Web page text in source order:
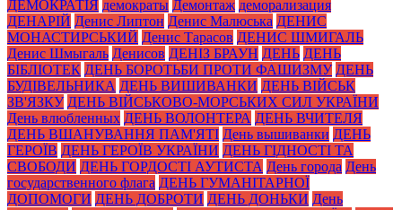
ДЕМОКРАТІЯ демократы Демонтаж деморализация
ДЕНАРІЙ Денис Липтон Денис Малюська ДЕНИС
МОНАСТИРСЬКИЙ Денис Тарасов ДЕНИС ШМИГАЛЬ
Денис Шмыгаль Денисов ДЕНІЗ БРАУН ДЕНЬ ДЕНЬ
БІБЛІОТЕК ДЕНЬ БОРОТЬБИ ПРОТИ ФАШИЗМУ ДЕНЬ
БУДІВЕЛЬНИКА ДЕНЬ ВИШИВАНКИ ДЕНЬ ВІЙСЬК
ЗВ'ЯЗКУ ДЕНЬ ВІЙСЬКОВО-МОРСЬКИХ СИЛ УКРАЇНИ
День влюбленных ДЕНЬ ВОЛОНТЕРА ДЕНЬ ВЧИТЕЛЯ
ДЕНЬ ВШАНУВАННЯ ПАМ'ЯТІ День вышиванки ДЕНЬ
ГЕРОЇВ ДЕНЬ ГЕРОЇВ УКРАЇНИ ДЕНЬ ГІДНОСТІ ТА
СВОБОДИ ДЕНЬ ГОРДОСТІ АУТИСТА День города День
государственного флага ДЕНЬ ГУМАНІТАРНОЇ
ДОПОМОГИ ДЕНЬ ДОБРОТИ ДЕНЬ ДОНЬКИ День